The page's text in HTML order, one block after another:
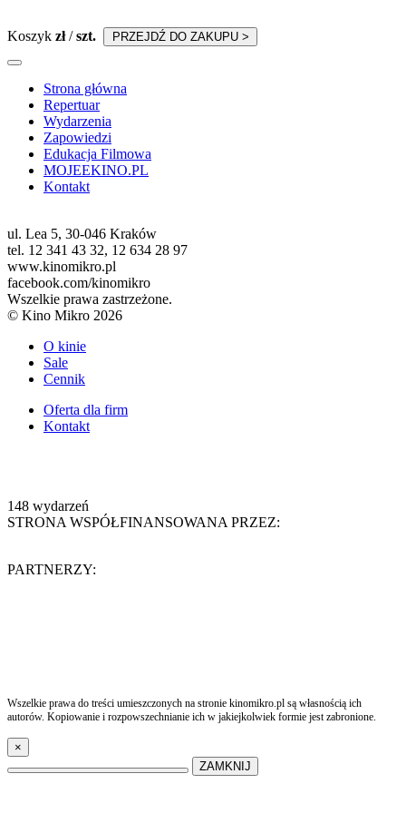
Koszyk zł/szt. PRZEJDŹ DO ZAKUPU >
Strona główna
Repertuar
Wydarzenia
Zapowiedzi
Edukacja Filmowa
MOJEEKINO.PL
Kontakt
ul. Lea 5, 30-046 Kraków
tel. 12 341 43 32, 12 634 28 97
www.kinomikro.pl
facebook.com/kinomikro
Wszelkie prawa zastrzeżone.
© Kino Mikro 2026
O kinie
Sale
Cennik
Oferta dla firm
Kontakt
148 wydarzeń
STRONA WSPÓŁFINANSOWANA PRZEZ:
PARTNERZY:
Wszelkie prawa do treści umieszczonych na stronie kinomikro.pl są własnością ich
autorów. Kopiowanie i rozpowszechnianie ich w jakiejkolwiek formie jest zabronione.
×
ZAMKNIJ